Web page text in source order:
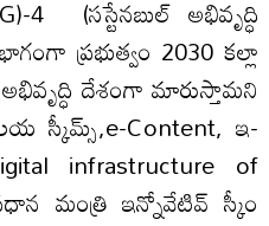
4 (సస్టేనబుల్ అభివృద్ధి
ప్రభుత్వం 2030 కల్లా
దేశంగా మారుస్తామని
స్కీమ్స్,e-Content, ఇ-
infrastructure of
మంత్రి ఇన్నోవేటివ్ స్కీం